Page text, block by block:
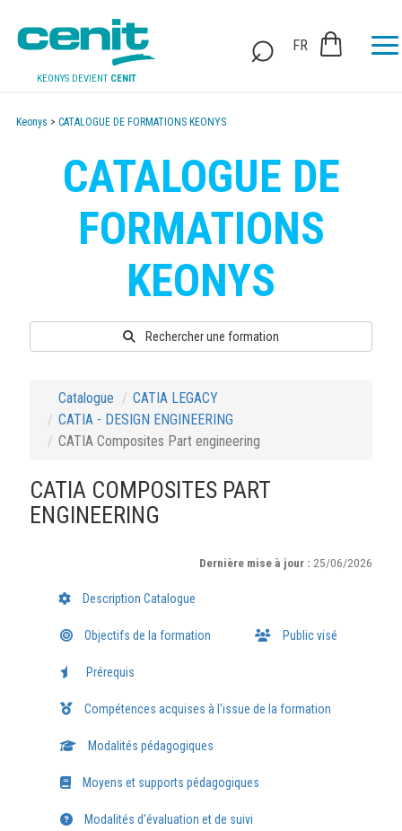
KEONYS DEVIENT CENIT
FR
Keonys > CATALOGUE DE FORMATIONS KEONYS
CATALOGUE DE
FORMATIONS
KEONYS
Rechercher une formation
Catalogue
CATIA LEGACY
CATIA - DESIGN ENGINEERING
CATIA Composites Part engineering
CATIA COMPOSITES PART
ENGINEERING
Dernière mise à jour : 25/06/2026
Description Catalogue
Objectifs de la formation Public visé
Prérequis
Compétences acquises à l'issue de la formation
Modalités pédagogiques
Moyens et supports pédagogiques
Modalités d'évaluation et de suivi